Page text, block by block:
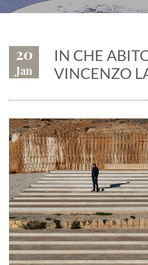
20
Jan
IN CHE
VINCENZO